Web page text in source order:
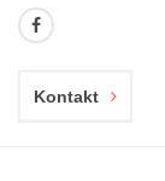
Kontakt